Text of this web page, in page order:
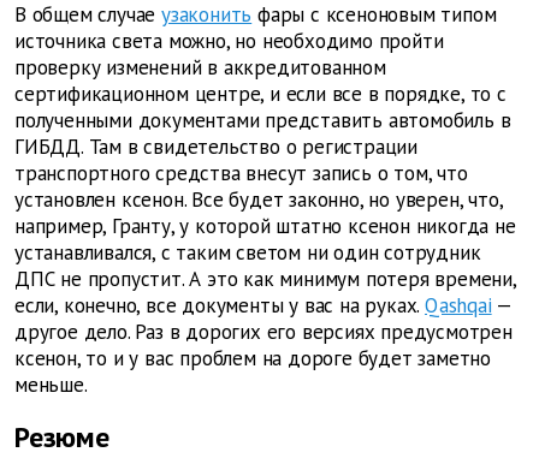
В общем случае узаконить фары с ксеноновым типом
источника света можно, но необходимо пройти
проверку изменений в аккредитованном
сертификационном центре, и если все в порядке, то с
полученными документами представить автомобиль в
ГИБДД. Там в свидетельство о регистрации
транспортного средства внесут запись о том, что
установлен ксенон. Все будет законно, но уверен, что,
например, Гранту, у которой штатно ксенон никогда не
устанавливался, с таким светом ни один сотрудник
ДПС не пропустит. А это как минимум потеря времени,
если, конечно, все документы у вас на руках. Qashqai—
другое дело. Раз в дорогих его версиях предусмотрен
ксенон, то и у вас проблем на дороге будет заметно
меньше.
Резюме